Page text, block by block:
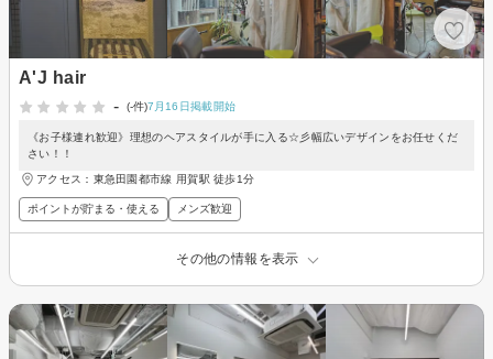
A'J hair
-
(-件)7月16日掲載開始
《お子様連れ歓迎》理想のヘアスタイルが手に入る☆彡幅広いデザインをお任せくだ
さい！！
アクセス：東急田園都市線 用賀駅 徒歩1分
ポイントが貯まる・使える メンズ歓迎
その他の情報を表示